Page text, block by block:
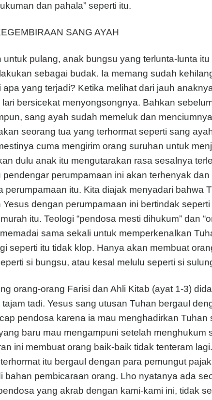
dan pahala” seperti itu.
SANG AYAH
untuk pulang, anak bungsu yang terlunta-lunta
sebagai budak. Ia memang sudah
apa yang terjadi? Ketika melihat dari jauh
bersicekat menyongsongnya. Bahkan
sang ayah sudah memeluk dan
seorang tua yang terhormat seperti sang
cuma mengirim orang suruhan untuk
dulu anak itu mengutarakan rasa sesalnya
perumpamaan ini akan terhenyak dan
perumpamaan itu. Kita diajak menyadari bahwa
dengan perumpamaan ini bertindak
itu. Teologi “pendosa mesti dihukum” dan
sama sekali untuk memperkenalkan
seperti itu tidak klop. Hanya akan membuat
si bungsu, atau kesal melulu seperti si
orang-orang Farisi dan Ahli Kitab (ayat 1-3)
tadi. Yesus sang utusan Tuhan bergaul
pendosa karena ia mau menghadirkan Tuhan
baru mau mengampuni setelah menghukum
ini membuat orang baik-baik tidak tenteram
itu bergaul dengan para pemungut
bahan pembicaraan orang. Lho nyatanya ada
yang akrab dengan kami-kami ini, tidak